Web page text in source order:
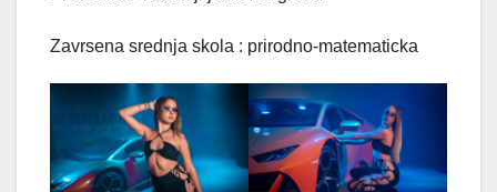
Zavrsena srednja skola : prirodno-matematicka